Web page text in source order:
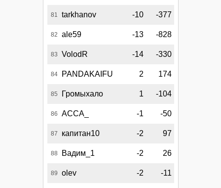
81 tarkhanov -10 -377
82 ale59 -13 -828
83 VolodR -14 -330
84 PANDAKAIFU 2 174
85 Громыхало 1 -104
86 АССА_ -1 -50
87 капитан10 -2 97
88 Вадим_1 -2 26
89 olev -2 -11